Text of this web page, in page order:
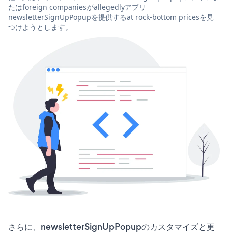
たはforeign companiesがallegedlyアプリ
newsletterSignUpPopupを提供するat rock-bottom pricesを見
つけようとします。
さらに、newsletterSignUpPopupのカスタマイズと更